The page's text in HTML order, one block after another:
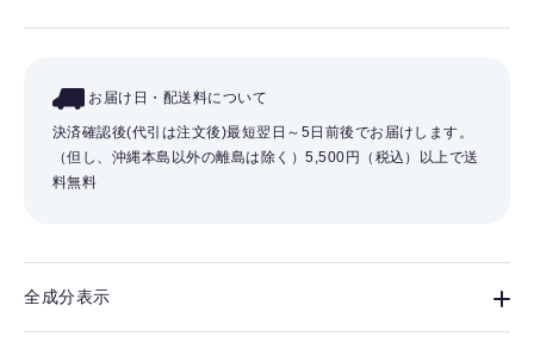
お届け日・配送料について
決済確認後(代引は注文後)最短翌日～5日前後でお届けします。
（但し、沖縄本島以外の離島は除く）5,500円（税込）以上で送
料無料
全成分表示